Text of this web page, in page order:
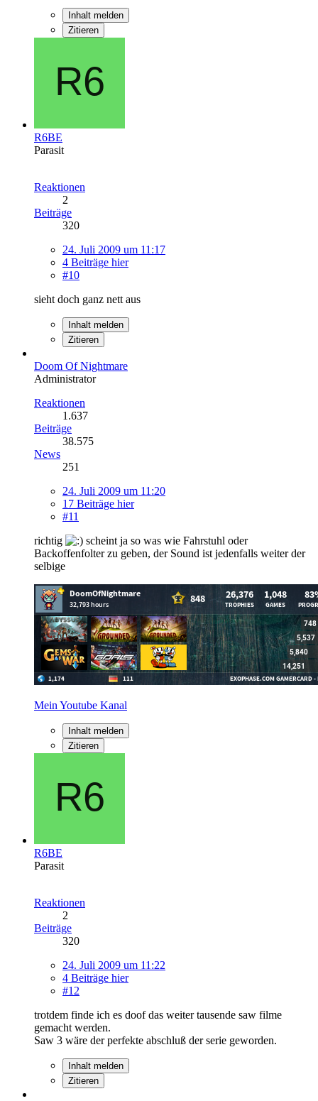
Inhalt melden
Zitieren
R6BE
Parasit
Reaktionen
2
Beiträge
320
24. Juli 2009 um 11:17
4 Beiträge hier
#10
sieht doch ganz nett aus
Inhalt melden
Zitieren
Doom Of Nightmare
Administrator
Reaktionen
1.637
Beiträge
38.575
News
251
24. Juli 2009 um 11:20
17 Beiträge hier
#11
richtig
scheint ja so was wie Fahrstuhl oder
Backoffenfolter zu geben, der Sound ist jedenfalls weiter der
selbige
Mein Youtube Kanal
Inhalt melden
Zitieren
R6BE
Parasit
Reaktionen
2
Beiträge
320
24. Juli 2009 um 11:22
4 Beiträge hier
#12
trotdem finde ich es doof das weiter tausende saw filme
gemacht werden.
Saw 3 wäre der perfekte abschluß der serie geworden.
Inhalt melden
Zitieren